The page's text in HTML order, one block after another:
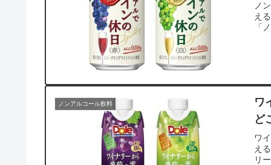
ノ
え
「
ノンアルコール飲料
ワ
ど
ワ
え
リ